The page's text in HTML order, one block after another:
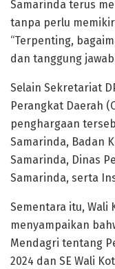
Samarinda terus
tanpa perlu
“Terpenting,
dan tanggung
Selain Sekretariat
Perangkat Daerah
penghargaan
Samarinda, Badan
Samarinda, Dinas
Samarinda, serta
Sementara itu, Wali
menyampaikan
Mendagri tentang
2024 dan SE Wali